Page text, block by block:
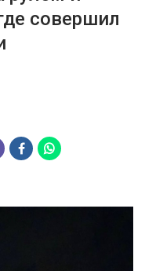
совершил